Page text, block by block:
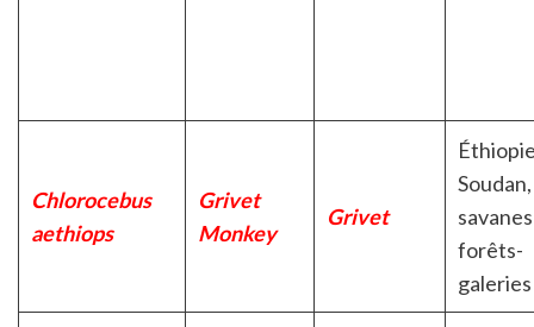
Chlorocebus
aethiops
Grivet
Monkey
Grivet
Soudan,
forêts-
galeries